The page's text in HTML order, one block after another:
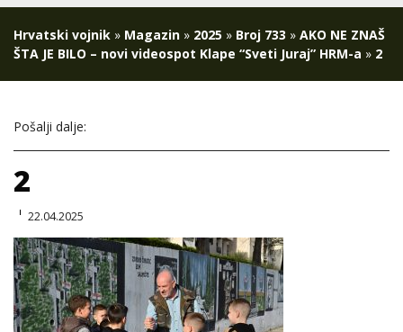
Hrvatski vojnik » Magazin » 2025 » Broj 733 » AKO NE ZNAŠ
ŠTA JE BILO – novi videospot Klape “Sveti Juraj” HRM-a » 2
Pošalji dalje:
2
22.04.2025